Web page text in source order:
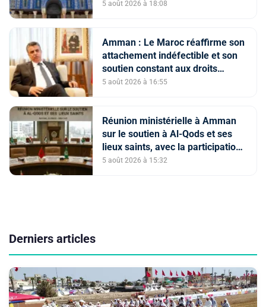
du rôle du Comité Al Qods
5 août 2026 à 18:08
Amman : Le Maroc réaffirme son
attachement indéfectible et son
soutien constant aux droits
légitimes du peuple palestinien
5 août 2026 à 16:55
Réunion ministérielle à Amman
sur le soutien à Al-Qods et ses
lieux saints, avec la participation
du Maroc
5 août 2026 à 15:32
Derniers articles